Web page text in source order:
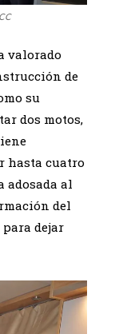
valorado
de
su
dos motos,
hasta cuatro
adosada al
del
para dejar